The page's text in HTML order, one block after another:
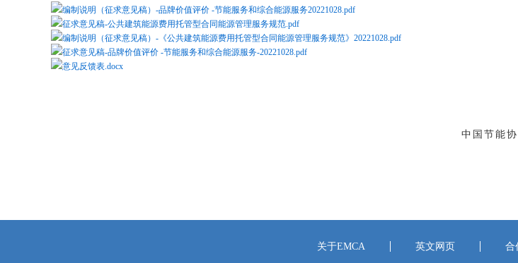
编制说明（征求意见稿）-品牌价值评价 -节能服务和综合能源服务20221028.pdf
征求意见稿-公共建筑能源费用托管型合同能源管理服务规范.pdf
编制说明（征求意见稿）-《公共建筑能源费用托管型合同能源管理服务规范》20221028.pdf
征求意见稿-品牌价值评价 -节能服务和综合能源服务-20221028.pdf
意见反馈表.docx
中国节能
关于EMCA 英文网页 合